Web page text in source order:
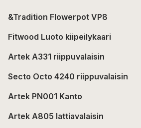
&Tradition Flowerpot VP8
Fitwood Luoto kiipeilykaari
Artek A331 riippuvalaisin
Secto Octo 4240 riippuvalaisin
Artek PN001 Kanto
Artek A805 lattiavalaisin